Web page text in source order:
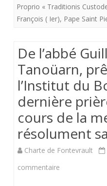
il
un
spécifique
et
impératif
de
Proprio « Traditionis
François ( Ier), Pape Saint
De l’abbé
Tanoüarn,
l’Institut du
dernière
cours de la
résolument
Charte de Fontevrault
commentaire